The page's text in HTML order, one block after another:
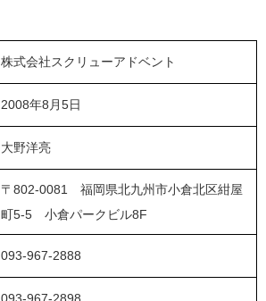
株式会社スクリューアドベント
2008年8月5日
大野洋亮
〒802-0081 福岡県北九州市小倉北区紺屋
町5-5 小倉パークビル8F
093-967-2888
093-967-2898